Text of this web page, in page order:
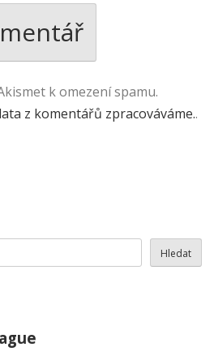
k omezení spamu.
z komentářů zpracováváme..
Hledat